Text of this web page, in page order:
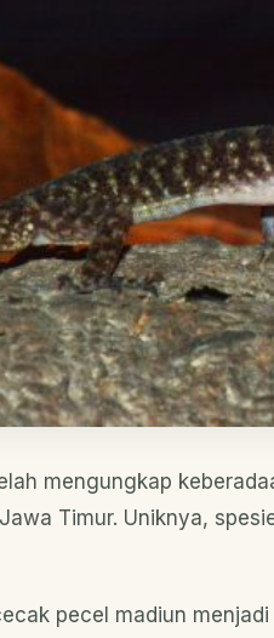
mengungkap
Timur. Uniknya,
pecel madiun